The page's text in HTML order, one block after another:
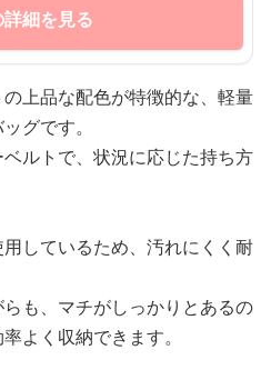
細を見る
上品な配色が特徴的な、軽量
グです。
ルトで、状況に応じた持ち方
しているため、汚れにくく耐
も、マチがしっかりとあるの
よく収納できます。